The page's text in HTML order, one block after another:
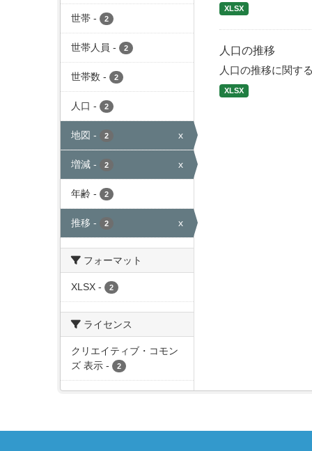
世帯 - 2
世帯人員 - 2
世帯数 - 2
人口 - 2
地図 - 2 x
増減 - 2 x
年齢 - 2
推移 - 2 x
フォーマット
XLSX - 2
ライセンス
クリエイティブ・コモン
ズ 表示 - 2
XLSX
人口の推移
人口の推移に関す
XLSX